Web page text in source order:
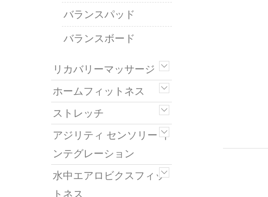
バランスパッド
バランスボード
リカバリーマッサージ
ホームフィットネス
ストレッチ
アジリティ センソリー イ
ンテグレーション
水中エアロビクスフィッ
トネス